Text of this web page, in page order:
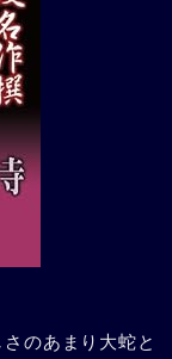
のあまり大蛇と